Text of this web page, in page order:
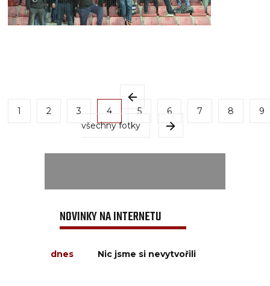
1 2 3 4 5 6 7 8
9
všechny fotky
NOVINKY NA INTERNETU
dnes Nic jsme si nevytvořili